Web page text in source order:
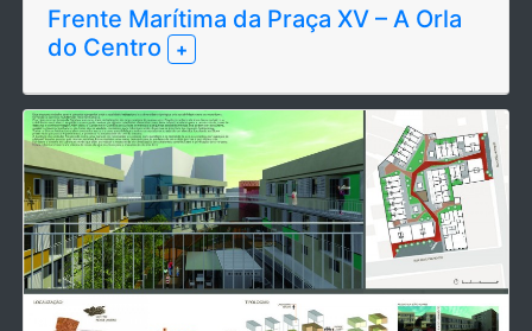
Frente Marítima da Praça XV – A Orla
do Centro
+